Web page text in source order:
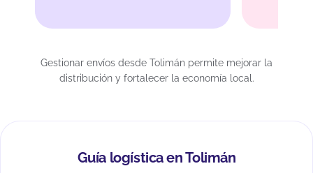
Gestionar envíos desde Tolimán permite mejorar la
distribución y fortalecer la economía local.
Guía logística en Tolimán